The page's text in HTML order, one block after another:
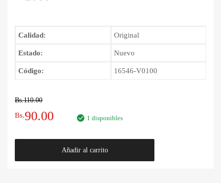
Calidad: Original
Estado: Nuevo
Código: 16546-V0100
Bs.110.00
El
precio
original
Bs.90.00
precio
actual
1 disponibles
Añadir al carrito